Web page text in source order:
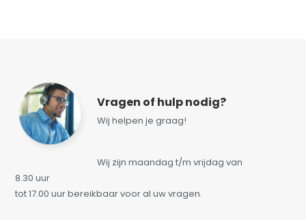
Vragen of hulp nodig?
Wij helpen je graag!
Wij zijn maandag t/m vrijdag van
8.30 uur
tot 17.00 uur bereikbaar voor al uw vragen.